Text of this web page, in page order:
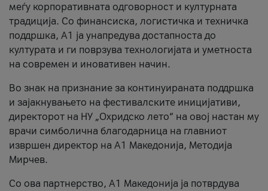
меѓу корпоративната одговорност и културната
традиција. Со финансиска, логистичка и техничка
поддршка, A1 ја унапредува достапноста до
културата и ги поврзува технологијата и уметноста
на современ и иновативен начин.
Во знак на признание за континуираната поддршка
и зајакнувањето на фестивалските иницијативи,
директорот на НУ „Охридско лето“ на овој настан му
врачи симболична благодарница на главниот
извршен директор на A1 Македонија, Методија
Мирчев.
Со ова партнерство, A1 Македонија ја потврдува